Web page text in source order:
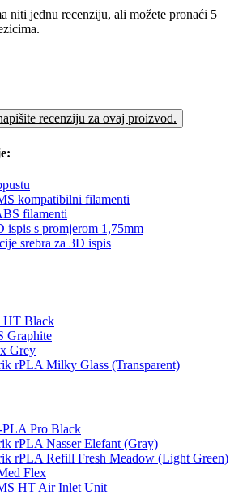
niti jednu recenziju, ali možete pronaći 5
recenziju za ovaj proizvod.
kompatibilni filamenti
filamenti
ispis s promjerom 1,75mm
srebra za 3D ispis
HT Black
Graphite
Grey
rPLA Milky Glass (Transparent)
Pro Black
rPLA Nasser Elefant (Gray)
rPLA Refill Fresh Meadow (Light Green)
Flex
HT Air Inlet Unit